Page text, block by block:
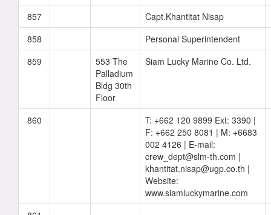
857
Capt.Khantitat Nisap
858
Personal Superintendent
859
553 The
Palladium
Bldg 30th
Floor
Siam Lucky Marine Co. Ltd.
860
T: +662 120 9899 Ext: 3390 |
F: +662 250 8081 | M: +6683
002 4126 | E-mail:
crew_dept@slm-th.com |
khantitat.nisap@ugp.co.th |
Website:
www.siamluckymarine.com